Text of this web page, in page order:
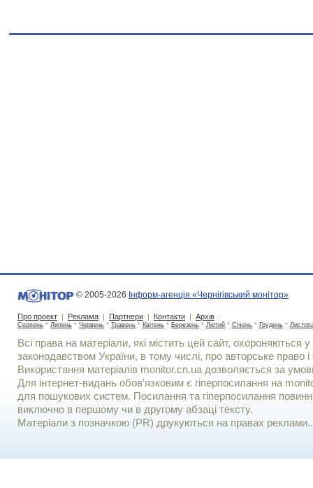
© 2005-2026 Інформ-агенція «Чернігівський монітор»
Про проект | Реклама | Партнери | Контакти | Архів :
Серпень * Липень * Червень * Травень * Квітень * Березень * Лютий * Січень * Грудень *
Всі права на матеріали, які містить цей сайт, охороняються у
законодавством України, в тому числі, про авторське право і
Використання матерiалiв monitor.cn.ua дозволяється за
Для iнтернет-видань обов'язковим є гiперпосилання на
для пошукових систем. Посилання та гіперпосилання
виключно в першому чи в другому абзаці тексту.
Матеріали з позначкою (PR) друкуються на правах реклами..